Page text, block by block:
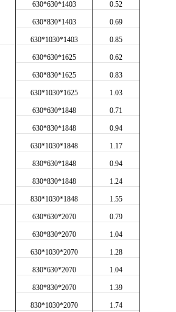
630*630*1403 0.52
630*830*1403 0.69
630*1030*1403 0.85
630*630*1625 0.62
630*830*1625 0.83
630*1030*1625 1.03
630*630*1848 0.71
630*830*1848 0.94
630*1030*1848 1.17
830*630*1848 0.94
830*830*1848 1.24
830*1030*1848 1.55
630*630*2070 0.79
630*830*2070 1.04
630*1030*2070 1.28
830*630*2070 1.04
830*830*2070 1.39
830*1030*2070 1.74